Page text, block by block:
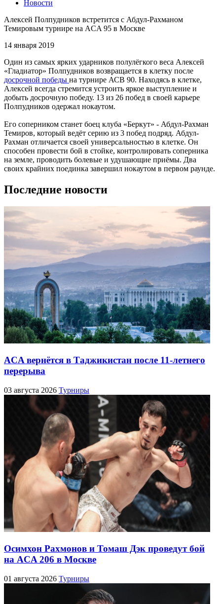
Новости
Алексей Полпудников встретится с Абдул-Рахманом
Темировым турнире на ACA 95 в Москве
14 января 2019
Один из самых ярких ударников полулёгкого веса Алексей
«Гладиатор» Полпудников возвращается в клетку после
досрочной победы на турнире АСВ 90. Находясь в клетке,
Алексей всегда стремится устроить яркое выступление и
добыть досрочную победу. 13 из 26 побед в своей карьере
Полпудников одержал нокаутом.
Его соперником станет боец клуба «Беркут» - Абдул-Рахман
Темиров, который ведёт серию из 3 побед подряд. Абдул-
Рахман отличается своей универсальностью в клетке. Он
способен провести бой в стойке, контролировать соперника
на земле, проводить болевые и удушающие приёмы. Два
своих крайних поединка завершил нокаутом в первом раунде.
Последние новости
ACA вернётся в Таджикистан после 11-летнего
перерыва
03 августа 2026 Турниры
Осимхон Рахмонов и Томаш Дэк проведут бой
на ACA 206 в Москве
01 августа 2026 Турниры